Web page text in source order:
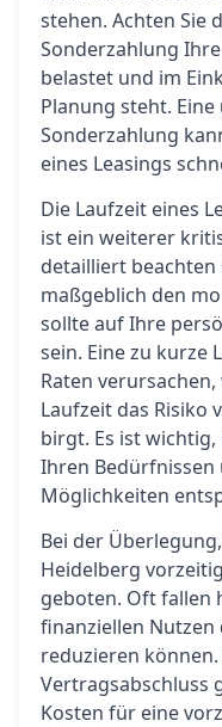
stehen. Achten Sie
Sonderzahlung
belastet und im
Planung steht.
Sonderzahlung
eines Leasings
Die Laufzeit eines
ist ein weiterer
detailliert beachten
maßgeblich den
sollte auf Ihre
sein. Eine zu kurze
Raten
Laufzeit das Risiko
birgt. Es ist
Ihren Bedürfnissen
Möglichkeiten
Bei der
Heidelberg
geboten. Oft fallen
finanziellen Nutzen
reduzieren
Vertragsabschluss
Kosten für eine